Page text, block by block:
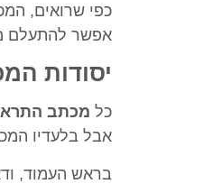
כפי שרואים,
אפשר להתעלם
יסודות
כל מכתב
אבל בלעדיו
בראש העמוד,